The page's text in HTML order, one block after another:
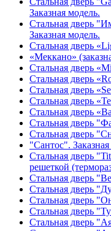
Заказная модель.
Стальная дверь
Заказная модель.
Стальная дверь
«Меккано»
Стальная дверь
Стальная дверь
Стальная дверь
Стальная дверь
Стальная дверь
Стальная дверь
Стальная дверь
"Сантос".
Стальная дверь
решеткой
Стальная дверь
Стальная дверь
Стальная дверь
Стальная дверь
Стальная дверь